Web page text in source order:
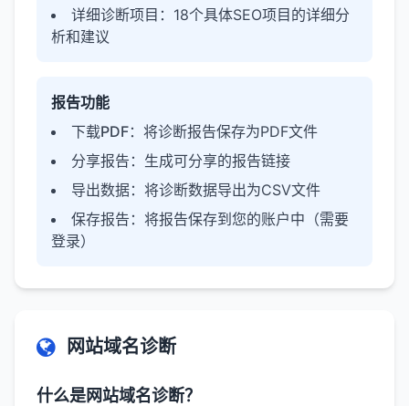
详细诊断项目 ：18个具体SEO项目的详细分
析和建议
报告功能
下载PDF：将诊断报告保存为PDF文件
分享报告 ：生成可分享的报告链接
导出数据：将诊断数据导出为CSV文件
保存报告 ：将报告保存到您的账户中（需要
登录）
网站域名诊断
什么是网站域名诊断？